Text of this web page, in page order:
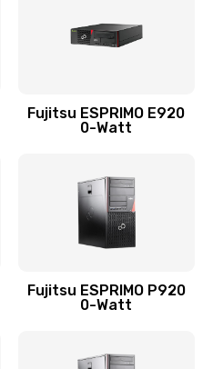
Fujitsu ESPRIMO E920
0-Watt
Fujitsu ESPRIMO P920
0-Watt